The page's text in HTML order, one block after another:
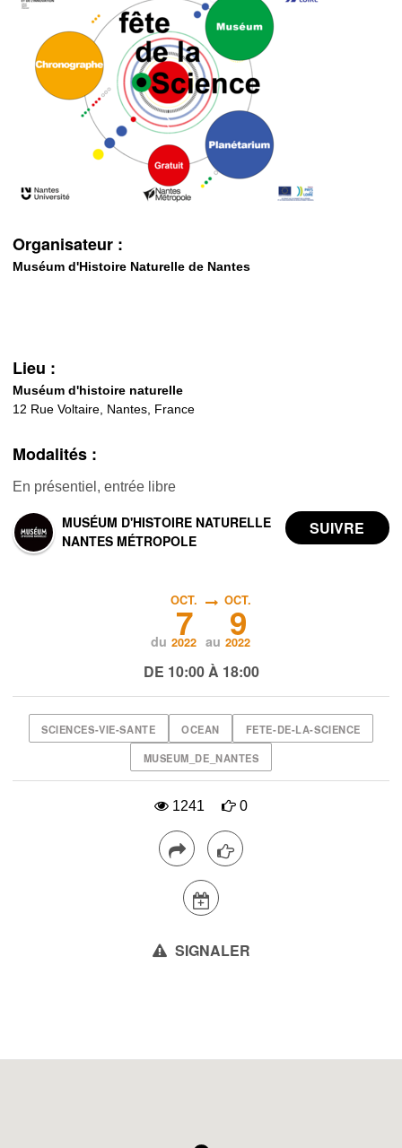
Organisateur :
Muséum d'Histoire Naturelle de Nantes
Lieu :
Muséum d'histoire naturelle
12 Rue Voltaire, Nantes, France
Modalités :
En présentiel, entrée libre
MUSÉUM D'HISTOIRE NATURELLE
NANTES MÉTROPOLE
du
OCT.
7
2022 au
OCT.
9
2022
DE 10:00 À 18:00
SCIENCES-VIE-SANTE OCEAN FETE-DE-LA-SCIENCE
MUSEUM_DE_NANTES
1241 0
SIGNALER